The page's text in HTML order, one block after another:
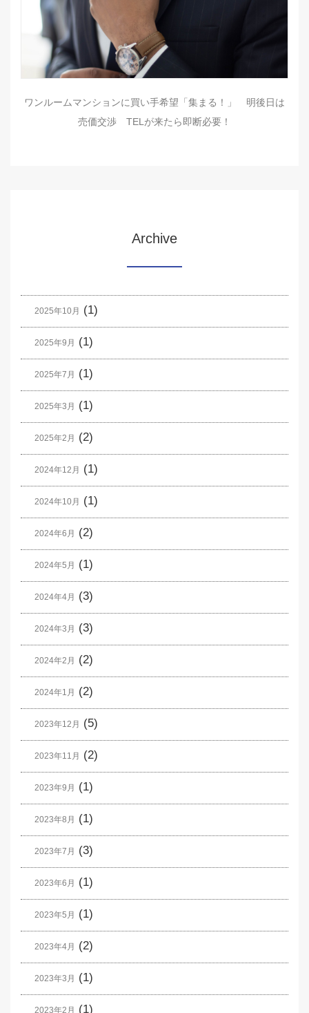
ワンルームマンションに買い手希望「集まる！」 明後日は
売価交渉 TELが来たら即断必要！
Archive
2025年10月 (1)
2025年9月 (1)
2025年7月 (1)
2025年3月 (1)
2025年2月 (2)
2024年12月 (1)
2024年10月 (1)
2024年6月 (2)
2024年5月 (1)
2024年4月 (3)
2024年3月 (3)
2024年2月 (2)
2024年1月 (2)
2023年12月 (5)
2023年11月 (2)
2023年9月 (1)
2023年8月 (1)
2023年7月 (3)
2023年6月 (1)
2023年5月 (1)
2023年4月 (2)
2023年3月 (1)
2023年2月 (1)